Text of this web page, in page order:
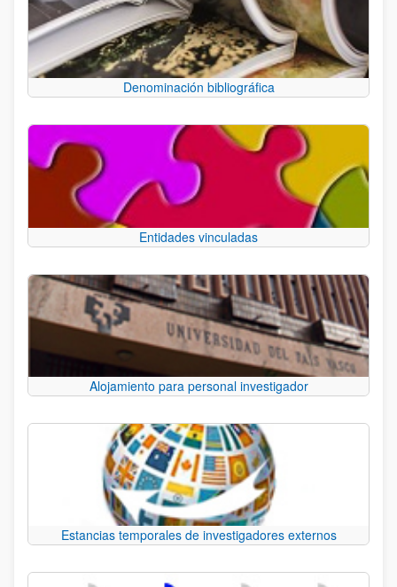
Denominación bibliográfica
Entidades vinculadas
Alojamiento para personal investigador
Estancias temporales de investigadores externos